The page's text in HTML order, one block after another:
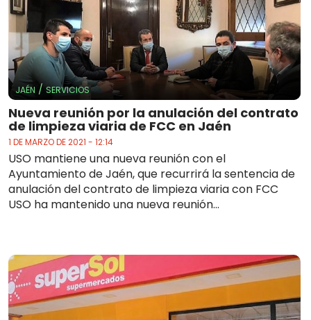
JAÉN / SERVICIOS
Nueva reunión por la anulación del contrato
de limpieza viaria de FCC en Jaén
1 DE MARZO DE 2021 - 12:14
USO mantiene una nueva reunión con el
Ayuntamiento de Jaén, que recurrirá la sentencia de
anulación del contrato de limpieza viaria con FCC
USO ha mantenido una nueva reunión...